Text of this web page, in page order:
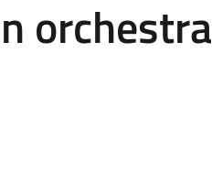
orchestra